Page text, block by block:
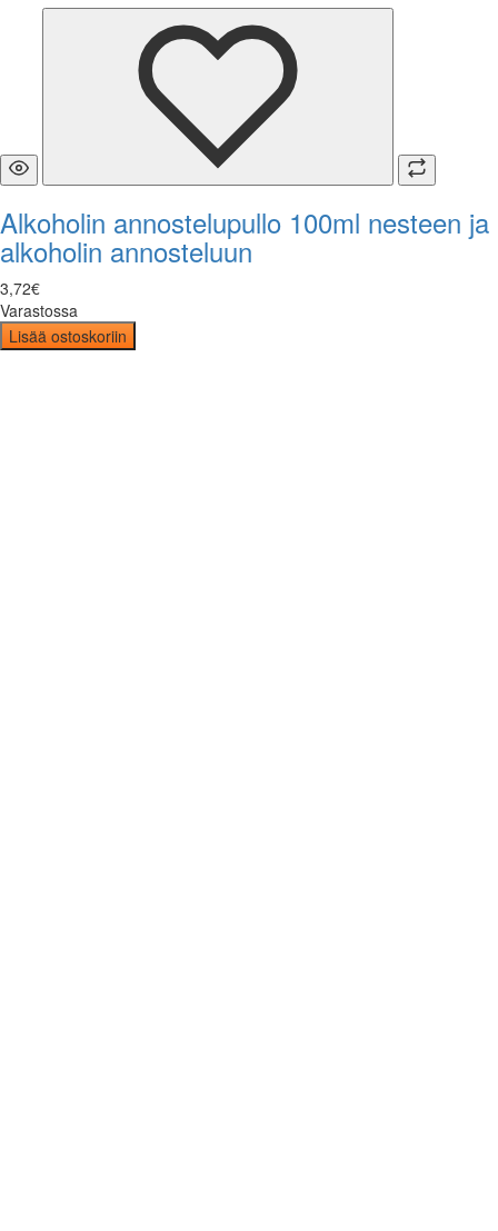
Alkoholin annostelupullo 100ml nesteen ja
alkoholin annosteluun
3,72€
Varastossa
Lisää ostoskoriin